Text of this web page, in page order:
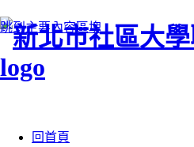
跳到主要內容區塊
回首頁